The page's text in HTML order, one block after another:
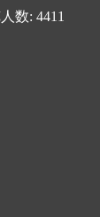
数: 4411